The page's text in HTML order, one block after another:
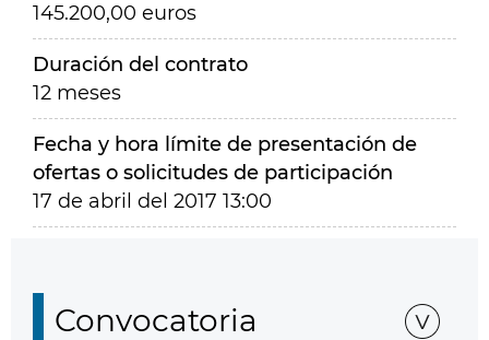
145.200,00 euros
Duración del contrato
12 meses
Fecha y hora límite de presentación de
ofertas o solicitudes de participación
17 de abril del 2017 13:00
Convocatoria